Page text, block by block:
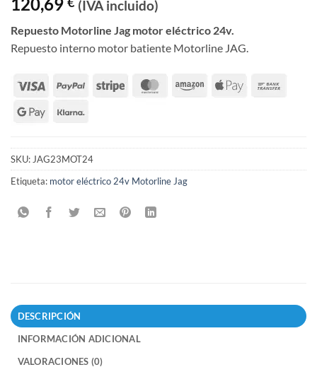
(IVA incluido)
Repuesto Motorline Jag motor eléctrico 24v.
Repuesto interno motor batiente Motorline JAG.
SKU:JAG23MOT24
Etiqueta: motor eléctrico 24v Motorline Jag
DESCRIPCIÓN
INFORMACIÓN ADICIONAL
VALORACIONES (0)